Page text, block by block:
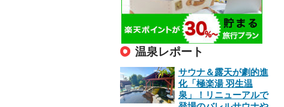
温泉レポート
サウナ＆露天が劇的進
化「極楽湯 羽生温
泉」！リニューアルで